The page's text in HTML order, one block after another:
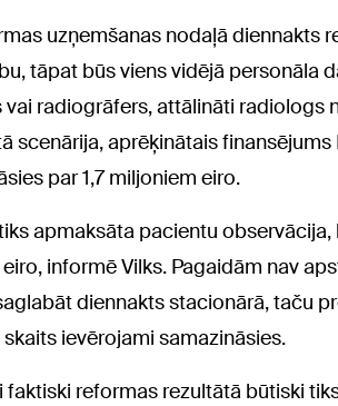
uzņemšanas nodaļā diennakts
tāpat būs viens vidējā personāla
vai radiogrāfers, attālināti radiologs
scenārija, aprēķinātais
par 1,7 miljoniem eiro.
apmaksāta pacientu
informē Vilks. Pagaidām nav
diennakts stacionārā, taču
ievērojami samazināsies.
faktiski reformas rezultātā būtiski